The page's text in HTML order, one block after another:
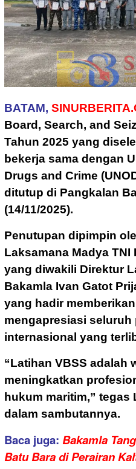
BATAM,
Board, Search, and
Tahun 2025 yang
bekerja sama dengan
Drugs and Crime
ditutup di Pangkalan
(14/11/2025).
Penutupan dipimpin
Laksamana Madya TNI
yang diwakili Direktur
Bakamla Ivan Gatot
yang hadir
mengapresiasi
internasional yang
“Latihan VBSS adalah
meningkatkan
hukum maritim,” tegas
dalam sambutannya.
Baca juga: Bakamla
Batu Bara di Perairan